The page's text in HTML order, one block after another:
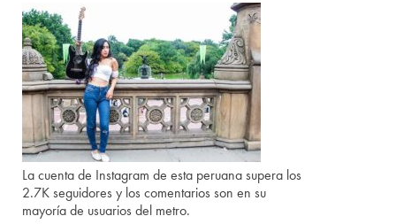
La cuenta de Instagram de esta peruana supera los
2.7K seguidores y los comentarios son en su
mayoría de usuarios del metro.